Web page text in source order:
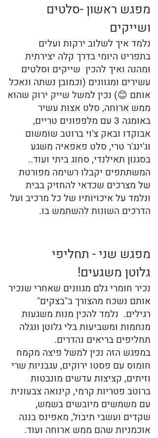
מפגש ראשון-סלטים
ושייקים
נלמד איך לשלוב ירקות ועלים
בתפריט היומי בדרך קלה יצירתית
ומהנה ואיך להכין שייקים וסלטים
עשירים ומגוונים (וכמובן נשתה ונאכל
אותם 😊) נכין למשל שייק ירוק שהוא
ממש ארוחה, סלט אצות עשיר
באומגה 3 עם מלפפונים טריים,
אבוקדו ובאק צ'וי ברוטב שומשום
וג'ינג'ר טרי, סלט פאפאיה משגע
בסגנון תאילנדי, סחוג ביתי ועוד..
המשתתפים יקבלו רשימה מפורטת
של מצרכים שכדאי להחזיק בבית
ונלמד על איכויותיו של כל מרכיב ועל
הדרכים השונות להשתמש בו.
מפגש שני- תחליפי
גלוטן משגעים!
נכיר חומרי גלם מגוונים שאחרי שנכיר
אותם נשכח מהצורך ב"בצקים"
רגילים. נלמד להכין מנות משגעות
מנחמות ומשביעות בלי גלוטן ונגלה
תחליפים בריאים נהדרים.
במפגש הזה נכין למשל פיצה מקמח
חומוס עם פסטו ירוקים, עגבניות שרי
וזיתים, קציצות עדשים מונבטות
ברוטב פטריות קרמי, קינואה צבעונית
עם משמשים מיובשים בשמש,
שקדים ועשבי תיבול, מאפינס בננה
אוכמניות שהם ממש ארוחה ועוד.